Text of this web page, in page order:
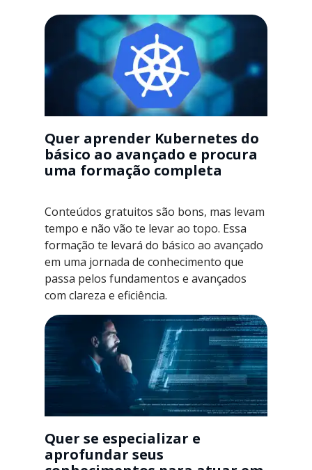
Quer aprender Kubernetes do
básico ao avançado e procura
uma formação completa
Conteúdos gratuitos são bons, mas levam
tempo e não vão te levar ao topo. Essa
formação te levará do básico ao avançado
em uma jornada de conhecimento que
passa pelos fundamentos e avançados
com clareza e eficiência.
Quer se especializar e
aprofundar seus